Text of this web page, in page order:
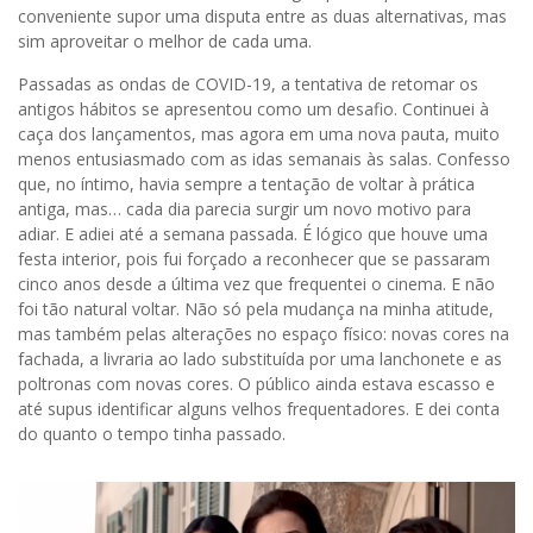
conveniente supor uma disputa entre as duas alternativas, mas
sim aproveitar o melhor de cada uma.
Passadas as ondas de COVID-19, a tentativa de retomar os
antigos hábitos se apresentou como um desafio. Continuei à
caça dos lançamentos, mas agora em uma nova pauta, muito
menos entusiasmado com as idas semanais às salas. Confesso
que, no íntimo, havia sempre a tentação de voltar à prática
antiga, mas… cada dia parecia surgir um novo motivo para
adiar. E adiei até a semana passada. É lógico que houve uma
festa interior, pois fui forçado a reconhecer que se passaram
cinco anos desde a última vez que frequentei o cinema. E não
foi tão natural voltar. Não só pela mudança na minha atitude,
mas também pelas alterações no espaço físico: novas cores na
fachada, a livraria ao lado substituída por uma lanchonete e as
poltronas com novas cores. O público ainda estava escasso e
até supus identificar alguns velhos frequentadores. E dei conta
do quanto o tempo tinha passado.